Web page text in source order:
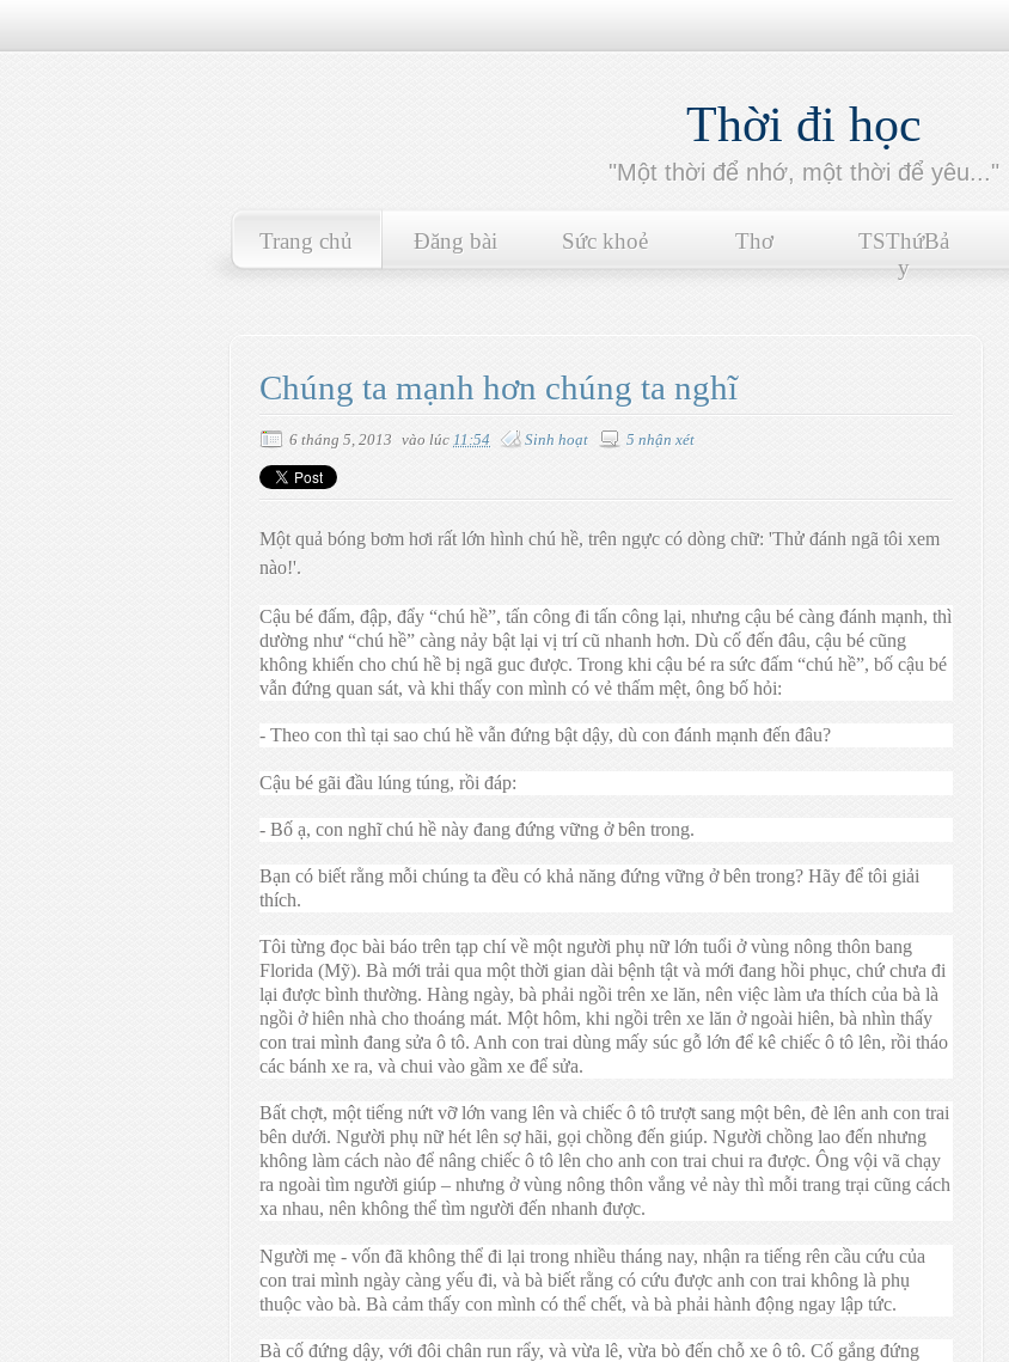
Thời đi học
"Một thời để nhớ, một thời để yêu..."
Trang chủ Đăng bài Sức khoẻ Thơ
TSThứBả
y
Chúng ta mạnh hơn chúng ta nghĩ
6 tháng 5, 2013 vào lúc 11:54 Sinh hoạt 5 nhận xét
Một quả bóng bơm hơi rất lớn hình chú hề, trên ngực có dòng chữ: 'Thử đánh ngã tôi xem
nào!'.
Cậu bé đấm, đập, đẩy “chú hề”, tấn công đi tấn công lại, nhưng cậu bé càng đánh mạnh, thì
dường như “chú hề” càng nảy bật lại vị trí cũ nhanh hơn. Dù cố đến đâu, cậu bé cũng
không khiến cho chú hề bị ngã guc được. Trong khi cậu bé ra sức đấm “chú hề”, bố cậu bé
vẫn đứng quan sát, và khi thấy con mình có vẻ thấm mệt, ông bố hỏi:
- Theo con thì tại sao chú hề vẫn đứng bật dậy, dù con đánh mạnh đến đâu?
Cậu bé gãi đầu lúng túng, rồi đáp:
- Bố ạ, con nghĩ chú hề này đang đứng vững ở bên trong.
Bạn có biết rằng mỗi chúng ta đều có khả năng đứng vững ở bên trong? Hãy để tôi giải
thích.
Tôi từng đọc bài báo trên tạp chí về một người phụ nữ lớn tuổi ở vùng nông thôn bang
Florida (Mỹ). Bà mới trải qua một thời gian dài bệnh tật và mới đang hồi phục, chứ chưa đi
lại được bình thường. Hàng ngày, bà phải ngồi trên xe lăn, nên việc làm ưa thích của bà là
ngồi ở hiên nhà cho thoáng mát. Một hôm, khi ngồi trên xe lăn ở ngoài hiên, bà nhìn thấy
con trai mình đang sửa ô tô. Anh con trai dùng mấy súc gỗ lớn để kê chiếc ô tô lên, rồi tháo
các bánh xe ra, và chui vào gầm xe để sửa.
Bất chợt, một tiếng nứt vỡ lớn vang lên và chiếc ô tô trượt sang một bên, đè lên anh con trai
bên dưới. Người phụ nữ hét lên sợ hãi, gọi chồng đến giúp. Người chồng lao đến nhưng
không làm cách nào để nâng chiếc ô tô lên cho anh con trai chui ra được. Ông vội vã chạy
ra ngoài tìm người giúp – nhưng ở vùng nông thôn vắng vẻ này thì mỗi trang trại cũng cách
xa nhau, nên không thể tìm người đến nhanh được.
Người mẹ - vốn đã không thể đi lại trong nhiều tháng nay, nhận ra tiếng rên cầu cứu của
con trai mình ngày càng yếu đi, và bà biết rằng có cứu được anh con trai không là phụ
thuộc vào bà. Bà cảm thấy con mình có thể chết, và bà phải hành động ngay lập tức.
Bà cố đứng dậy, với đôi chân run rẩy, và vừa lê, vừa bò đến chỗ xe ô tô. Cố gắng đứng